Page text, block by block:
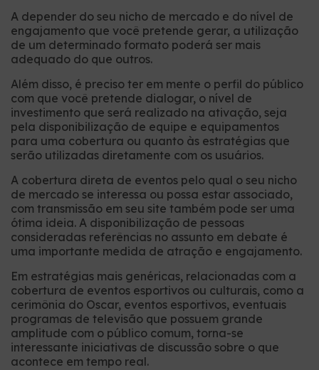
A depender do seu nicho de mercado e do nível de
engajamento que você pretende gerar, a utilização
de um determinado formato poderá ser mais
adequado do que outros.
Além disso, é preciso ter em mente o perfil do público
com que você pretende dialogar, o nível de
investimento que será realizado na ativação, seja
pela disponibilização de equipe e equipamentos
para uma cobertura ou quanto às estratégias que
serão utilizadas diretamente com os usuários.
A cobertura direta de eventos pelo qual o seu nicho
de mercado se interessa ou possa estar associado,
com transmissão em seu site também pode ser uma
ótima ideia. A disponibilização de pessoas
consideradas referências no assunto em debate é
uma importante medida de atração e engajamento.
Em estratégias mais genéricas, relacionadas com a
cobertura de eventos esportivos ou culturais, como a
cerimônia do Oscar, eventos esportivos, eventuais
programas de televisão que possuem grande
amplitude com o público comum, torna-se
interessante iniciativas de discussão sobre o que
acontece em tempo real.